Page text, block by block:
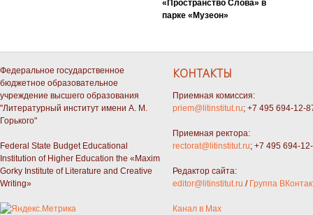
«Пространство Слова» в
парке «Музеон»
Федеральное государственное
бюджетное образовательное
учреждение высшего образования
"Литературный институт имени А. М.
Горького"
Federal State Budget Educational
Institution of Higher Education the «Maxim
Gorky Institute of Literature and Creative
Writing»
КОНТАКТЫ
Приемная комиссия:
priem@litinstitut.ru; +7 495 694-12-
Приемная ректора:
rectorat@litinstitut.ru; +7 495 694-
Редактор сайта:
editor@litinstitut.ru / Группа
Канал в Max